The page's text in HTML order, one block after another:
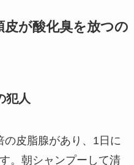
が酸化臭を放つの
犯人
皮脂腺があり、1日に
。朝シャンプーして清